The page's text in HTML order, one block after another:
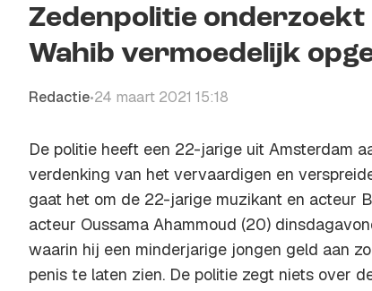
Zedenpolitie
Wahib vermoedelijk
Redactie•24 maart 2021 15:18
De politie heeft een 22-jarige uit Amsterdam
verdenking van het vervaardigen en
gaat het om de 22-jarige muzikant en acteur
acteur Oussama Ahammoud (20)
waarin hij een minderjarige jongen geld aan
penis te laten zien. De politie zegt niets over